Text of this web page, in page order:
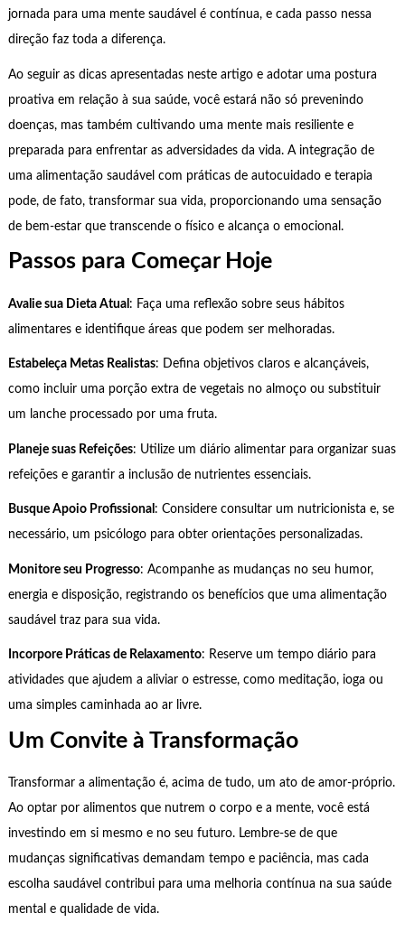
jornada para uma mente saudável é contínua, e cada passo nessa
direção faz toda a diferença.
Ao seguir as dicas apresentadas neste artigo e adotar uma postura
proativa em relação à sua saúde, você estará não só prevenindo
doenças, mas também cultivando uma mente mais resiliente e
preparada para enfrentar as adversidades da vida. A integração de
uma alimentação saudável com práticas de autocuidado e terapia
pode, de fato, transformar sua vida, proporcionando uma sensação
de bem-estar que transcende o físico e alcança o emocional.
Passos para Começar Hoje
Avalie sua Dieta Atual : Faça uma reflexão sobre seus hábitos
alimentares e identifique áreas que podem ser melhoradas.
Estabeleça Metas Realistas: Defina objetivos claros e alcançáveis,
como incluir uma porção extra de vegetais no almoço ou substituir
um lanche processado por uma fruta.
Planeje suas Refeições: Utilize um diário alimentar para organizar suas
refeições e garantir a inclusão de nutrientes essenciais.
Busque Apoio Profissional : Considere consultar um nutricionista e, se
necessário, um psicólogo para obter orientações personalizadas.
Monitore seu Progresso: Acompanhe as mudanças no seu humor,
energia e disposição, registrando os benefícios que uma alimentação
saudável traz para sua vida.
Incorpore Práticas de Relaxamento: Reserve um tempo diário para
atividades que ajudem a aliviar o estresse, como meditação, ioga ou
uma simples caminhada ao ar livre.
Um Convite à Transformação
Transformar a alimentação é, acima de tudo, um ato de amor-próprio.
Ao optar por alimentos que nutrem o corpo e a mente, você está
investindo em si mesmo e no seu futuro. Lembre-se de que
mudanças significativas demandam tempo e paciência, mas cada
escolha saudável contribui para uma melhoria contínua na sua saúde
mental e qualidade de vida.